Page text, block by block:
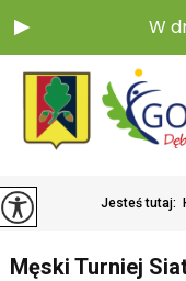
W
Jesteś tutaj:
Męski Turniej